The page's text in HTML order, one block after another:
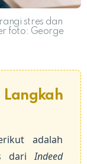
stres dan
foto: George
adalah
dariIndeed